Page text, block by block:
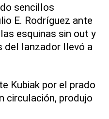
sencillos
E. Rodríguez ante
esquinas sin out y
del lanzador llevó a
Kubiak por el prado
circulación, produjo